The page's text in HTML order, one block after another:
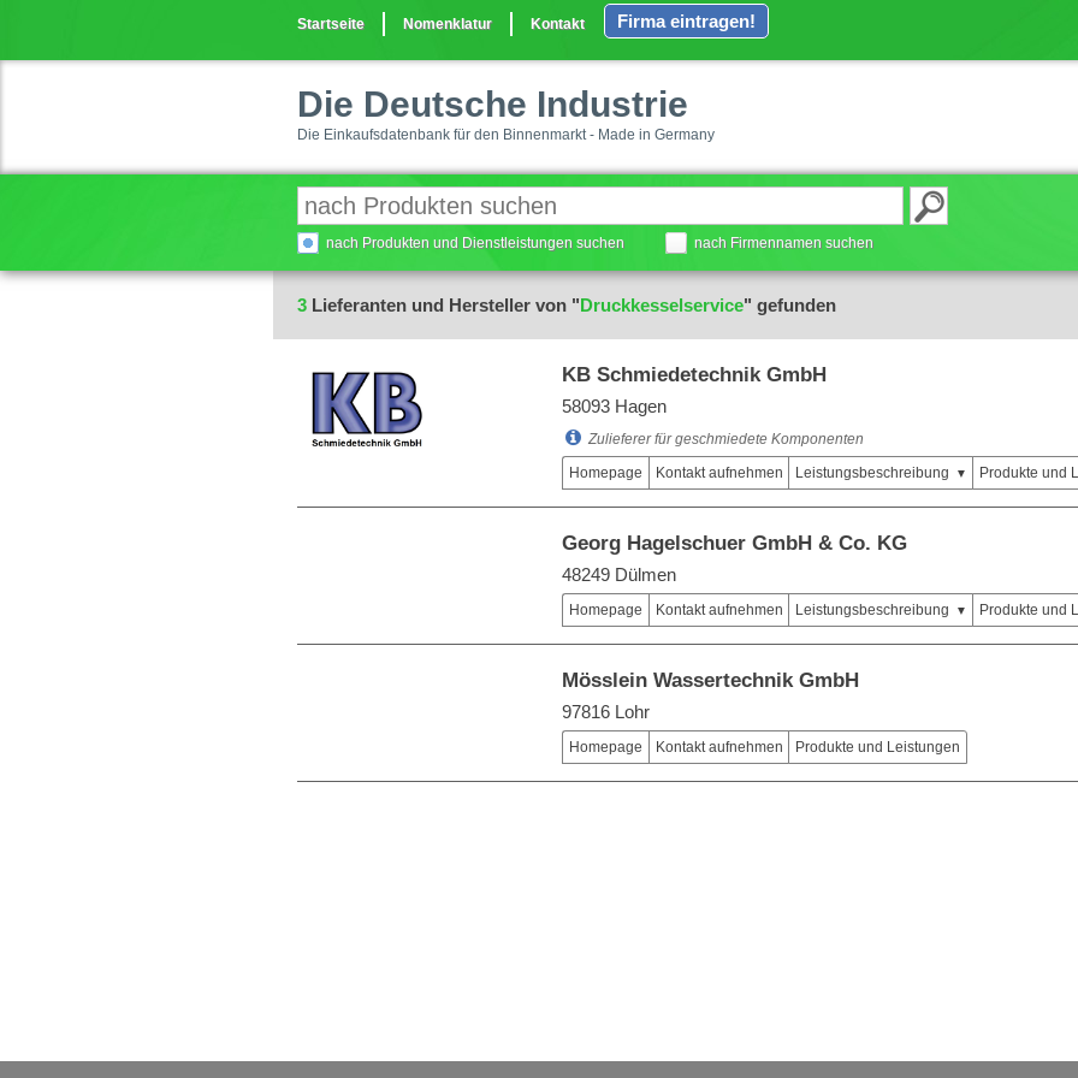
Startseite Nomenklatur Kontakt Firma eintragen!
Die Deutsche Industrie
Die Einkaufsdatenbank für den Binnenmarkt - Made in Germany
nach Produkten und Dienstleistungen suchen nach Firmennamen suchen
3 Lieferanten und Hersteller von "Druckkesselservice" gefunden
KB Schmiedetechnik GmbH
58093 Hagen
Zulieferer für geschmiedete Komponenten
Homepage
Kontakt aufnehmen Leistungsbeschreibung Produkte und
Georg Hagelschuer GmbH & Co. KG
48249 Dülmen
Homepage Kontakt aufnehmen Leistungsbeschreibung Produkte und
Mösslein Wassertechnik GmbH
97816 Lohr
Homepage Kontakt aufnehmen Produkte und Leistungen